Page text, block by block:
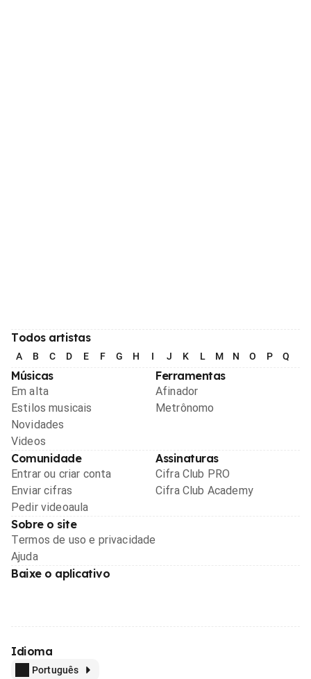
Todos artistas
A B C D E F G H I J K L M N O P Q
Músicas
Em alta
Estilos musicais
Novidades
Videos
Ferramentas
Afinador
Metrônomo
Comunidade
Entrar ou criar conta
Enviar cifras
Pedir videoaula
Assinaturas
Cifra Club PRO
Cifra Club Academy
Sobre o site
Termos de uso e privacidade
Ajuda
Baixe o aplicativo
Idioma
Português